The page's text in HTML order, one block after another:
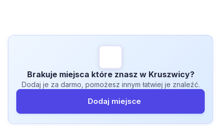
Brakuje miejsca które znasz w Kruszwicy?
Dodaj je za darmo, pomożesz innym łatwiej je znaleźć.
Dodaj miejsce